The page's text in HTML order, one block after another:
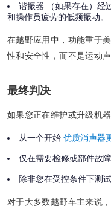
谐振器 （如果存在）经
和操作员疲劳的低频振动。
在越野应用中，功能重于
性和安全性，而不是运动声
最终判决
如果您正在维护或升级机
从一个开始 优质消声器
仅在需要检修或部件故
除非您在受控条件下测
对于大多数越野车主来说